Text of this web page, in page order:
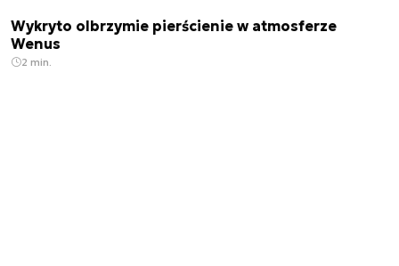
Wykryto olbrzymie pierścienie w atmosferze
Wenus
2 min.